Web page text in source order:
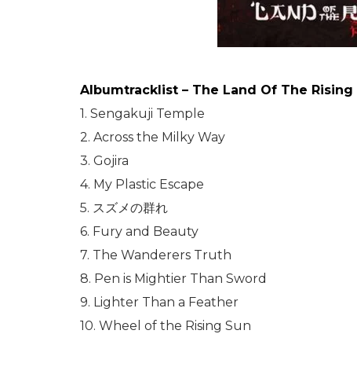
Albumtracklist – The Land Of The Rising
1. Sengakuji Temple
2. Across the Milky Way
3. Gojira
4. My Plastic Escape
5. スズメの群れ
6. Fury and Beauty
7. The Wanderers Truth
8. Pen is Mightier Than Sword
9. Lighter Than a Feather
10. Wheel of the Rising Sun